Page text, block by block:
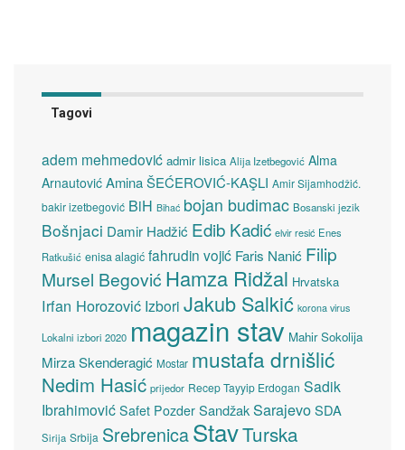
Tagovi
adem mehmedović admir lisica Alija Izetbegović Alma
Arnautović Amina ŠEĆEROVIĆ-KAŞLI Amir Sijamhodžić.
bakir izetbegović BiH Bihać bojan budimac Bosanski jezik
Bošnjaci Damir Hadžić Edib Kadić elvir resić Enes
Ratkušić enisa alagić fahrudin vojić Faris Nanić Filip
Mursel Begović Hamza Ridžal Hrvatska
Irfan Horozović Izbori Jakub Salkić korona virus
Lokalni izbori 2020 magazin stav Mahir Sokolija
Mirza Skenderagić Mostar mustafa drnišlić
Nedim Hasić prijedor Recep Tayyip Erdogan Sadik
Ibrahimović Safet Pozder SandžakSarajevoSDA
Sirija Srbija SrebrenicaStavTurska